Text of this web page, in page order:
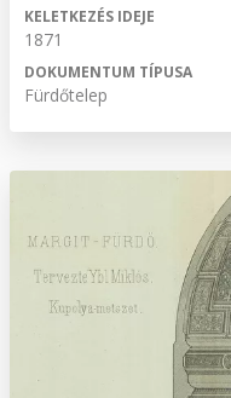
KELETKEZÉS IDEJE
1871
DOKUMENTUM TÍPUSA
Fürdőtelep